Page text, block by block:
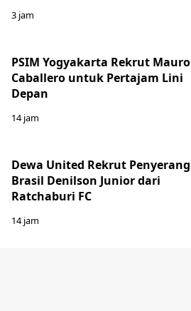
3 jam
PSIM Yogyakarta Rekrut Mauro
Caballero untuk Pertajam Lini
Depan
14 jam
Dewa United Rekrut Penyerang
Brasil Denilson Junior dari
Ratchaburi FC
14 jam